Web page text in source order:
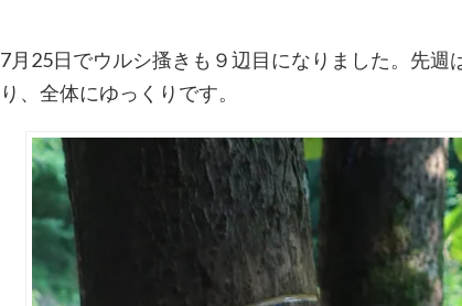
7月25日でウルシ搔きも９辺目になりました。先週
り、全体にゆっくりです。